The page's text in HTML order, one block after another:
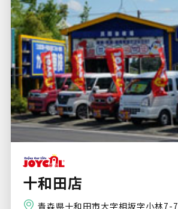
十和田店
青森県十和田市大字相坂字小林7-7